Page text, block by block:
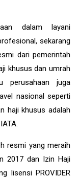
dalam layani
sekarang
dari pemerintah
khusus dan umrah
perusahaan juga
nasional seperti
haji khusus adalah
resmi yang meraih
2017 dan Izin Haji
lisensi PROVIDER